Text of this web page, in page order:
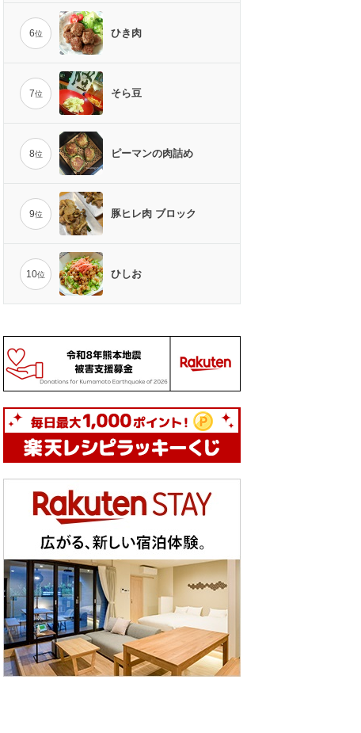
6位 ひき肉
7位 そら豆
8位 ピーマンの肉詰め
9位 豚ヒレ肉 ブロック
10位 ひしお